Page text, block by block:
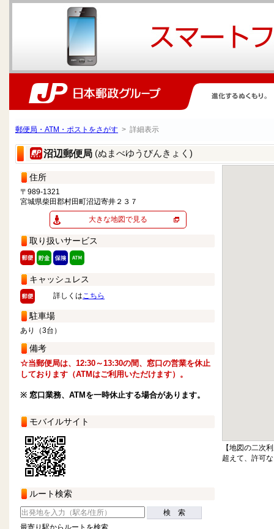
郵便局・ATM・ポストをさがす > 詳細表示
沼辺郵便局 (ぬまべゆうびんきょく)
住所
〒989-1321
宮城県柴田郡村田町沼辺寄井２３７
大きな地図で見る
取り扱いサービス
キャッシュレス
詳しくはこちら
駐車場
あり（3台）
備考
☆当郵便局は、12:30～13:30の間、窓口の営業を休止
しております（ATMはご利用いただけます）。
※ 窓口業務、ATMを一時休止する場合があります。
モバイルサイト
ルート検索
検 索
【地図の二次
超えて、許可